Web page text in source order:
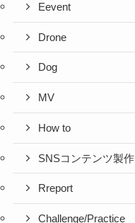
Eevent
Drone
Dog
MV
How to
SNSコンテンツ製作
Rreport
Challenge/Practice